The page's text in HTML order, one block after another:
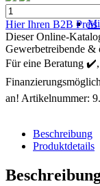
Kärcher
Rohrabzweig
30°
ø
120
Menge
Hier Ihren B2B Preis
Dieser Online-
Gewerbetreibende
Für eine Beratung
an! Artikelnummer:
Beschreibung
Produktdetails